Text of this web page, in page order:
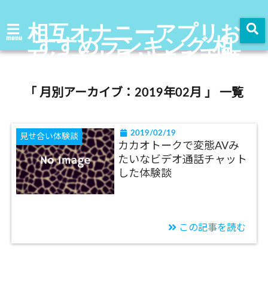
menu 相互オナニーアプリお
すすめランキング 相
互にオナ見せする手順
「 月別アーカイブ：2019年02月 」 一覧
見せ合い体験談 2019/02/19
カカオトークで変態AVみ
たいなビデオ通話チャット
した体験談
この記事を読む